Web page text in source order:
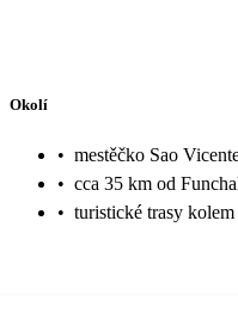
Okolí
• mestěčko Sao
• cca 35 km od
• turistické trasy